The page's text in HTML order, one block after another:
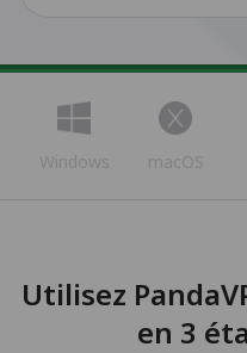
Windows macOS
Utilisez
en 3